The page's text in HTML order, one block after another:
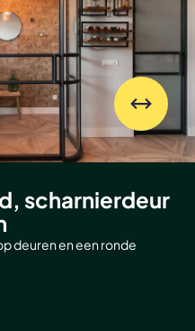
scharnierdeur
deuren en een ronde